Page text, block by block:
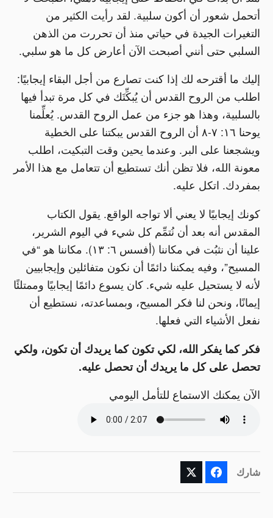
أتحمل شعور أن أكون سلبية. لقد رأيت الكثير من
التغيرات الجيدة في حياتي منذ أن تحررت من الذهن
السلبي حتى أنني أصبحت الآن أعارض كل ما هو سلبي.
إليك ما أقترحه لك إذا كنت تصارع من أجل البقاء إيجابيًا:
اطلب من الروح القدس أن يُبكِّتَك في كل مرة تبدأ فيها
بالسلبية، وهذا هو جزء من عمل الروح القدس. يُعلِّمنا
يوحنا ١٦: ٧-٨ أن الروح القدس يبكتنا على الخطية
ويشجعنا على البر. وعندما يحين وقت التبكيت، اطلب
معونة الله، فلا تظن أنك تستطيع أن تتعامل مع هذا الأمر
بمفردك. اتكل عليه.
كونك إيجابيًا لا يعني ألا تواجه الواقع. يقول الكتاب
المقدس أنه بعد أن نُتمِّم كل شيء في اليوم الشرير،
علينا أن نثبُت في مكاننا (أفسس ٦: ١٣). مكاننا هو “في
المسيح”، وفيه يمكننا دائمًا أن نكون متفائلين وإيجابيين
لأنه لا يستحيل عليه شيء. كان يسوع دائمًا إيجابيًا وممتلئًا
إيمانًا، ونحن لنا فكر المسيح، وبمساعدته، نستطيع أن
نفعل الأشياء التي فعلها.
فكر كما يفكر الله، لكي تكون كما يريدك أن تكون، ولكي
تحصل على كل ما يريدك أن تحصل عليه.
الآن يمكنك الاستماع للتأمل اليومي
شارك